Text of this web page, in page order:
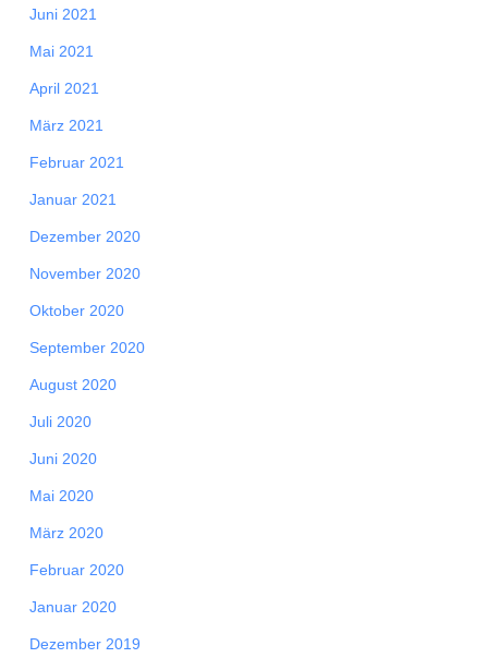
Juni 2021
Mai 2021
April 2021
März 2021
Februar 2021
Januar 2021
Dezember 2020
November 2020
Oktober 2020
September 2020
August 2020
Juli 2020
Juni 2020
Mai 2020
März 2020
Februar 2020
Januar 2020
Dezember 2019